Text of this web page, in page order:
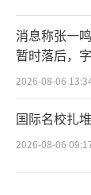
消息称张一
暂时落后，
馏技术
2026-08-06
国际名校扎
2026-08-06